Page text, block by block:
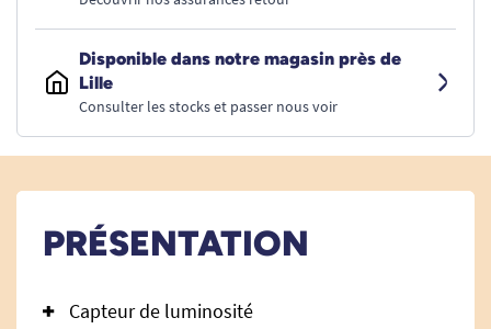
Disponible dans notre magasin près de
Lille
Consulter les stocks et passer nous voir
PRÉSENTATION
Capteur de luminosité